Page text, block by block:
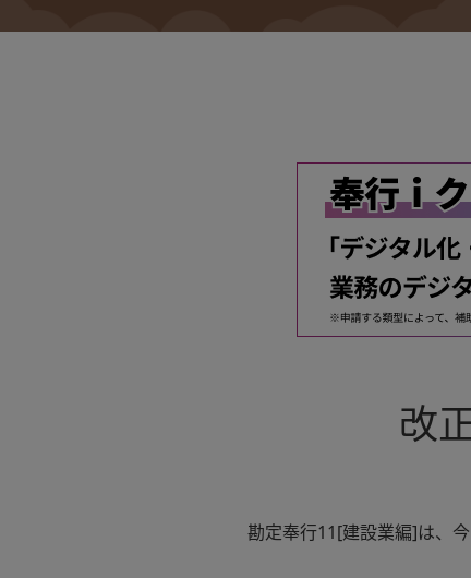
改
勘定奉行11[建設業編]は、